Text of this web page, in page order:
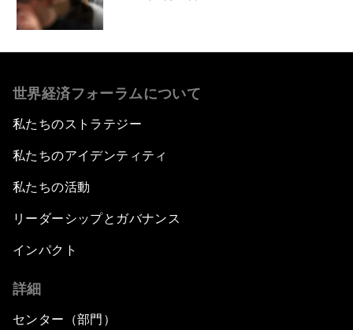
世界経済フォーラムについて
私たちのストラテジー
私たちのアイデンティティ
私たちの活動
リーダーシップとガバナンス
インパクト
詳細
センター（部門）